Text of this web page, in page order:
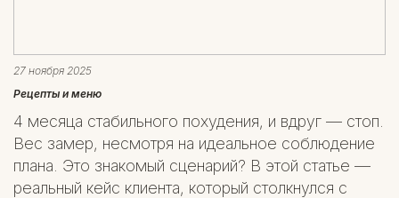
27 ноября 2025
Рецепты и меню
4 месяца стабильного похудения, и вдруг — стоп.
Вес замер, несмотря на идеальное соблюдение
плана. Это знакомый сценарий? В этой статье —
реальный кейс клиента, который столкнулся с